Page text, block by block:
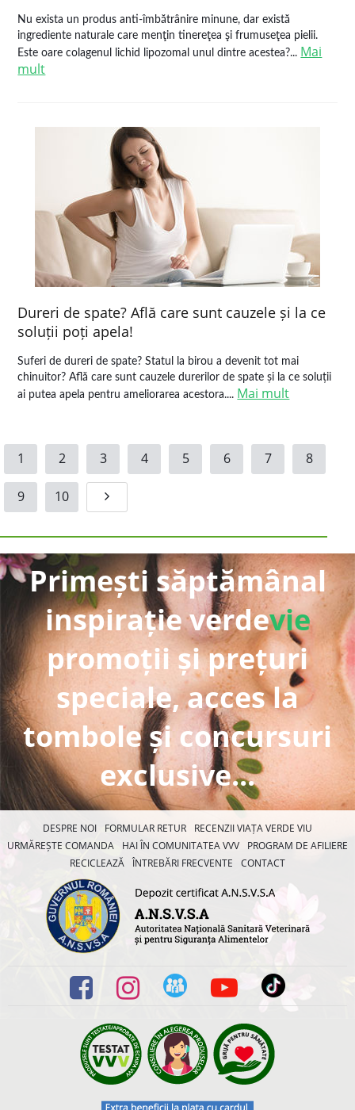
Nu exista un produs anti-îmbătrânire minune, dar există
ingrediente naturale care menţin tinereţea şi frumuseţea pielii.
Este oare colagenul lichid lipozomal unul dintre acestea?... Mai
mult
Dureri de spate? Află care sunt cauzele și la ce
soluții poți apela!
Suferi de dureri de spate? Statul la birou a devenit tot mai
chinuitor? Află care sunt cauzele durerilor de spate și la ce soluții
ai putea apela pentru ameliorarea acestora.... Mai mult
1 2 3 4 5 6 7 8
9 10
Primești săptămânal
inspirație verdevie
promoții și prețuri
speciale, acces la
tombole și concursuri
exclusive...
DESPRE NOI FORMULAR RETUR
RECENZII VIAȚA VERDE VIU
URMĂREȘTE COMANDA
HAI ÎN COMUNITATEA VVV
PROGRAM DE AFILIERE
RECICLEAZĂ ÎNTREBĂRI FRECVENTE CONTACT